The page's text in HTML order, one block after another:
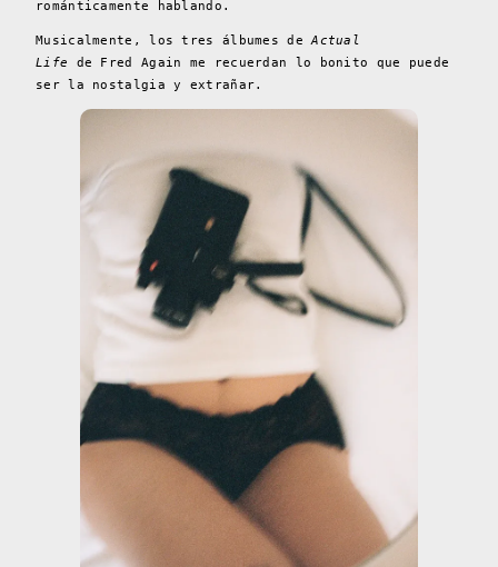
románticamente hablando.
Musicalmente, los tres álbumes deActual
Life de Fred Again me recuerdan lo bonito que puede
ser la nostalgia y extrañar.